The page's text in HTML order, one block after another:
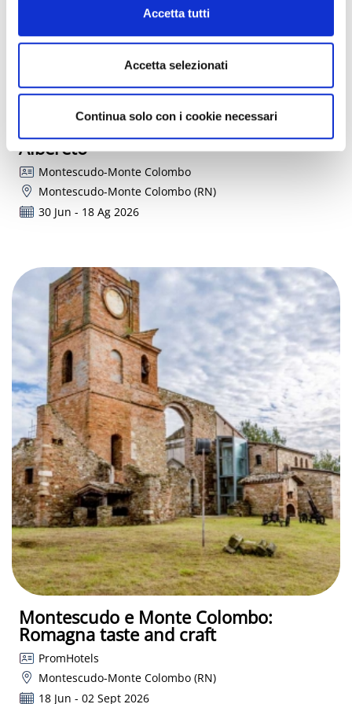
Accetta tutti
Accetta selezionati
Continua solo con i cookie necessari
Albereto
Montescudo-Monte Colombo
Montescudo-Monte Colombo (RN)
30 Jun - 18 Ag 2026
Montescudo e Monte Colombo:
Romagna taste and craft
PromHotels
Montescudo-Monte Colombo (RN)
18 Jun - 02 Sept 2026